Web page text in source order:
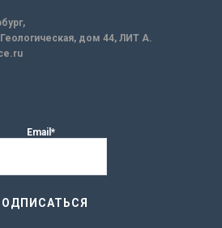
дом 44, ЛИТ А.
Email*